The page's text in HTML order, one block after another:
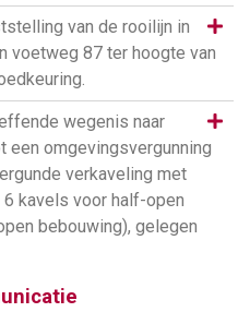
van de rooilijn in
voetweg 87 ter hoogte van
wegenis naar
een omgevingsvergunning
verkaveling met
kavels voor half-open
bebouwing), gelegen